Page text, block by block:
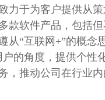
力于为客户提供从
款软件产品，包括
从“互联网+”的概
的角度，提供个
，推动公司在行业内